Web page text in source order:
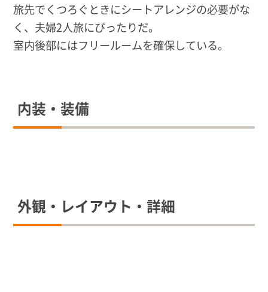
旅先でくつろぐときにシートアレンジの必要がな
く、夫婦2人旅にぴったりだ。
室内後部にはフリールームを確保している。
内装・装備
外観・レイアウト・詳細